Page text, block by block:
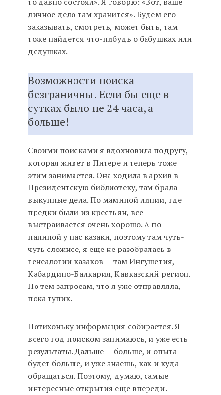
личное дело там хранится». Будем его
заказывать, смотреть, может быть, там
тоже найдется что-нибудь о бабушках или
дедушках.
Возможности поиска
безграничны. Если бы еще в
сутках было не 24 часа, а
больше!
Своими поисками я вдохновила подругу,
которая живет в Питере и теперь тоже
этим занимается. Она ходила в архив в
Президентскую библиотеку, там брала
выкупные дела. По маминой линии, где
предки были из крестьян, все
выстраивается очень хорошо. А по
папиной у нас казаки, поэтому там чуть-
чуть сложнее, я еще не разобралась в
генеалогии казаков — там Ингушетия,
Кабардино-Балкария, Кавказский регион.
По тем запросам, что я уже отправляла,
пока тупик.
Потихоньку информация собирается. Я
всего год поиском занимаюсь, и уже есть
результаты. Дальше — больше, и опыта
будет больше, и уже знаешь, как и куда
обращаться. Поэтому, думаю, самые
интересные открытия еще впереди.